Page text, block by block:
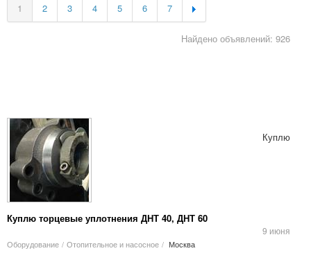
1 2 3 4 5 6 7
Найдено объявлений: 926
Куплю торцевые уплотнения ДНТ 40, ДНТ 60
9 июня
Оборудование / Отопительное и насосное / Москва
Куплю